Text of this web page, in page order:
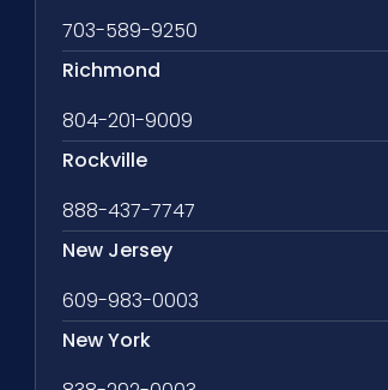
703-589-9250
Richmond
804-201-9009
Rockville
888-437-7747
New Jersey
609-983-0003
New York